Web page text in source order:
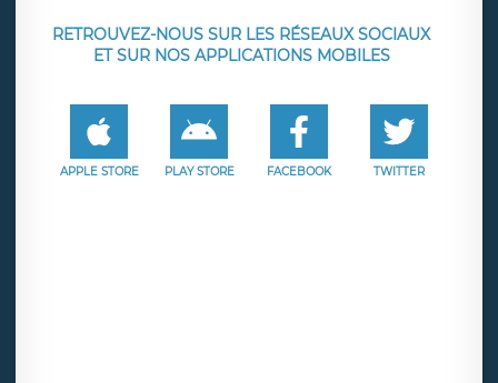
RETROUVEZ-NOUS SUR LES RÉSEAUX SOCIAUX
ET SUR NOS APPLICATIONS MOBILES
APPLE STORE PLAY STORE FACEBOOK TWITTER